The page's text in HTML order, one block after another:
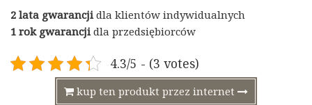
2 lata gwarancjidla klientów indywidualnych
1 rok gwarancjidla przedsiębiorców
4.3/5 - (3 votes)
kup ten produkt przez internet